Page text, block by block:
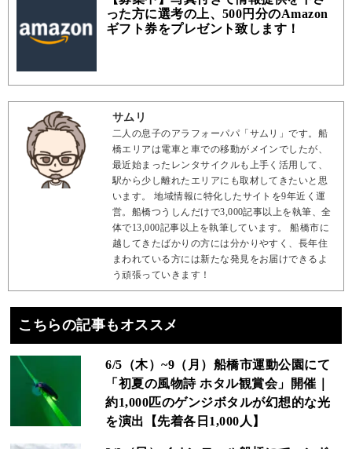
った方に選考の上、500円分のAmazon
ギフト券をプレゼント致します！
サムリ
二人の息子のアラフォーパパ「サムリ」です。船
橋エリアは電車と車での移動がメインでしたが、
最近始まったレンタサイクルも上手く活用して、
駅から少し離れたエリアにも取材してきたいと思
います。 地域情報に特化したサイトを9年近く運
営。船橋つうしんだけで3,000記事以上を執筆、全
体で13,000記事以上を執筆しています。 船橋市に
越してきたばかりの方には分かりやすく、長年住
まわれている方には新たな発見をお届けできるよ
う頑張っていきます！
こちらの記事もオススメ
6/5（木）~9（月）船橋市運動公園にて
「初夏の風物詩 ホタル観賞会」開催｜
約1,000匹のゲンジボタルが幻想的な光
を演出【先着各日1,000人】